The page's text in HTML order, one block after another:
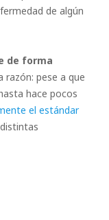
de algún
de forma
razón: pese a que
hace pocos
el estándar